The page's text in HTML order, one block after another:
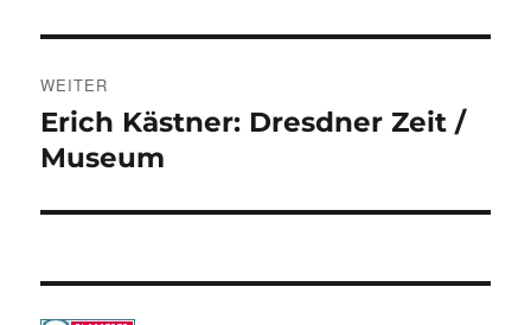
WEITER
Nächster
Beitrag:
Erich Kästner: Dresdner Zeit /
Museum